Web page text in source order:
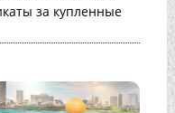
за купленные